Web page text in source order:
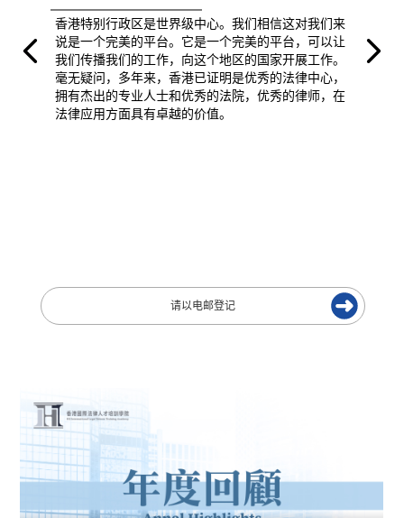
香港特别行政区是世界级中心。我们相信这对我们来
说是一个完美的平台。它是一个完美的平台，可以让
我们传播我们的工作，向这个地区的国家开展工作。
毫无疑问，多年来，香港已证明是优秀的法律中心，
拥有杰出的专业人士和优秀的法院，优秀的律师，在
法律应用方面具有卓越的价值。